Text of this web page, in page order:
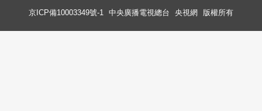
京ICP備10003349號-1 中央廣播電視總台 央視網 版權所有